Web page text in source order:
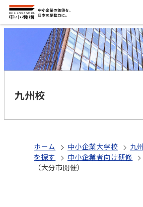
九州校
ホーム 中小企業大学校 九
を探す
中小企業者向け研修
（大分市開催）